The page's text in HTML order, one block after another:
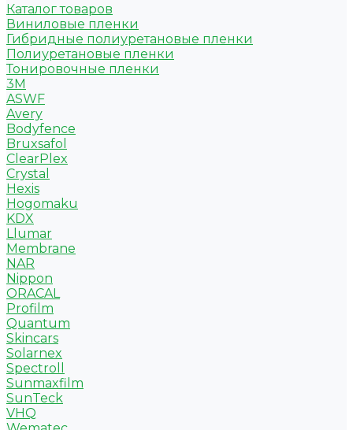
Каталог товаров
Виниловые пленки
Гибридные полиуретановые пленки
Полиуретановые пленки
Тонировочные пленки
3M
ASWF
Avery
Bodyfence
Bruxsafol
ClearPlex
Crystal
Hexis
Hogomaku
KDX
Llumar
Membrane
NAR
Nippon
ORACAL
Profilm
Quantum
Skincars
Solarnex
Spectroll
Sunmaxfilm
SunTeck
VHQ